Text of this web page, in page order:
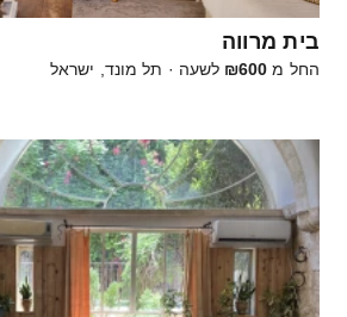
בית מרווה
החל מ ₪600 לשעה · תל מונד, ישראל